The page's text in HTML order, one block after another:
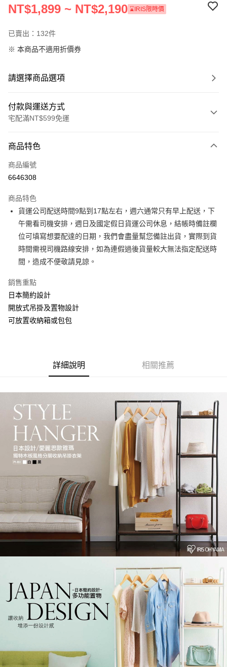
NT$1,899 ~ NT$2,190 ⌛IRIS限時價
已賣出：132件
※ 本商品不適用折價券
請選擇商品選項
付款與運送方式
宅配滿NT$599免運
信用卡一次付款
信用卡分期付款
合作金庫商業銀行
華南商業銀行
彰化商業銀行
上海商業儲蓄銀行
台北富邦商業銀行
國泰世華商業銀行
兆豐國際商業銀行
臺灣中小企業銀行
台中商業銀行
匯豐（台灣）商業銀行
聯邦商業銀行
元大商業銀行
台新國際商業銀行
台灣樂天信用卡公司
6 期 0 利率 每期
華南商業銀行
彰化商業銀行
上海商業儲蓄銀行
台北富邦商業銀行
國泰世華商業銀行
兆豐國際商業銀行
臺灣中小企業銀行
聯邦商業銀行
元大商業銀行
玉山商業銀行
台新國際商業銀行
台灣樂天信用卡公司
LINE Pay
Apple Pay
街口支付
悠遊付
Google Pay
流程，驗證手機門號後，選擇欲分期的期數、繳款截止日，確認付款後即完
4.訂單成立30分鐘內，如未前往確認交易或遇審核未通過，訂單將自動取
消。如遇「轉專審核」未通過狀況，表示未達大哥付你分期系統評分，恕無
法說明評估內容。
【繳款方式說明】
1.分期款項不併入電信帳單，「大哥付你分期」於每月結算日後寄送繳費提
醒簡訊。
2.透過簡訊連結打開帳單後，可選擇「超商條碼／台灣大直營門市／銀行轉
帳／街口支付／iPASS MONEY」等通路繳費。
【注意事項】
1.本服務係由「台灣大哥大股份有限公司」（以下簡稱本公司）所提供，讓
用戶於交易時，得透過本服務購買商品或服務，並由商店將買賣／分期付款
買賣價金債權讓與本公司後，依約使用本公司帳單繳交帳款。
2.基於同意付款使用「大哥付你分期」之契約關係目的，商店將以您的個人
資料（包含姓名、電話或地址）提供予台灣大哥大進項蒐集、處理及利用，
由本公司與您本人進行分期帳單所需資料之確認、核對及更正。
3.完整用戶服務條款，請詳閱以下連結：
https://oppay.tw/userRule
【關於「AFTEE先享後付」】
２．便利：只要手機號碼，簡訊認證，即可結帳。
３．安心：先確認商品／服務後，再付款。
【「AFTEE先享後付」結帳流程】
１．於結帳方式選擇「AFTEE先享後付」後，將跳轉至「AFTEE先享後付」
結帳頁面，進行簡訊認證並確認金額後，即可完成結帳。
２．訂單成立數日內，您將收到繳費通知簡訊。
３．收到繳費通知簡訊後14天內，點擊此簡訊中的連結，可透過四大超商／
ATM／網路銀行／等多元方式進行付款，方視為交易完成。
※ 請注意：結帳手續完成當下不需立刻繳費，但若您需要取消訂單，請聯絡
購買商品的店家。未經商家同意取消之訂單仍視為有效，需透過AFTEE先享
後付繳納相關費用。
※ 交易是否成功請以「AFTEE先享後付 」之結帳頁面顯示為準，若有關於
是否繳費成功／繳費後需取消欲退款等相關疑問，請聯繫「AFTEE先享後付
客戶支援中心」https://netprotections.freshdesk.com/support/home
易，需依本服務之必要範圍內提供個人資料，並將交易相關給付款項請求債
２．關於個人資料處理事宜，請瀏覽以下網址：
https://aftee.tw/terms/#terms3
３．未成年的使用者請事先徵得法定代理人或監護人之同意方可使用
「AFTEE先享後付」，若未經同意申辦者引起之損失，本公司不負相關責
任。
４．使用「AFTEE先享後付」時，將依據個別帳號之用戶狀況，依本公司即
時審查核予不同之上限額度；若仍有額度不足之情形，本公司將視審查結果
請求用戶進行身份認證。
５．嚴禁一人註冊多個帳號或使用他人資訊註冊。若發現惡意使用之情形，
運送方式
宅配
每筆NT$100，滿NT$599(含以上)免運費
商品特色
商品編號
6646308
商品特色
貨運公司配送時間9點到17點左右，週六通常只有早上配送，下
午需看司機安排，週日及國定假日貨運公司休息，結帳時備註欄
位可填寫想要配達的日期，我們會盡量幫您備註出貨，實際到貨
時間需視司機路線安排，如為連假過後貨量較大無法指定配送時
間，造成不便敬請見諒。
銷售重點
日本簡約設計
開放式吊掛及置物設計
可放置收納箱或包包
詳細說明 相關推薦